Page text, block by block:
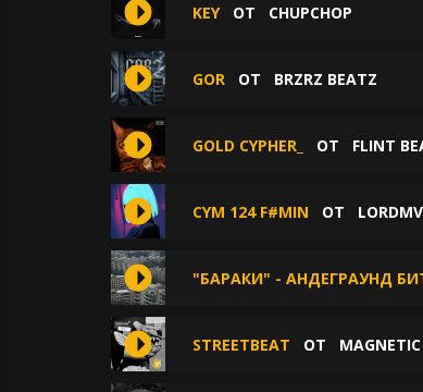
KEY ОТ CHUPCHOP
GOR ОТ BRZRZ BEATZ
GOLD CYPHER_ ОТ FLINT
CYM 124 F#MIN ОТ
"БАРАКИ" - АНДЕГРАУНД
STREETBEAT ОТ